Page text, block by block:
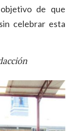
de que
celebrar esta